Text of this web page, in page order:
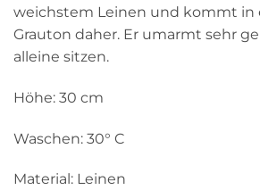
weichstem Leinen und kommt in
Grauton daher. Er umarmt sehr
alleine sitzen.
Höhe: 30 cm
Waschen: 30° C
Material: Leinen